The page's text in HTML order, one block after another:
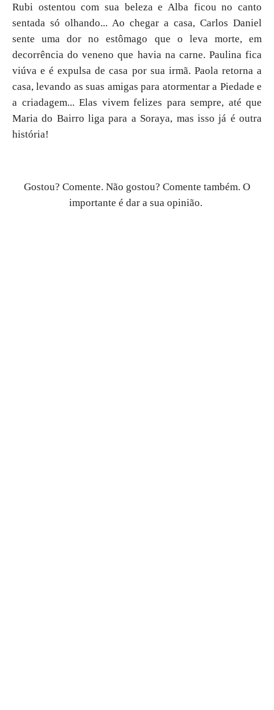
Rubi ostentou com sua beleza e Alba ficou no canto
sentada só olhando... Ao chegar a casa, Carlos Daniel
sente uma dor no estômago que o leva morte, em
decorrência do veneno que havia na carne. Paulina fica
viúva e é expulsa de casa por sua irmã. Paola retorna a
casa, levando as suas amigas para atormentar a Piedade e
a criadagem... Elas vivem felizes para sempre, até que
Maria do Bairro liga para a Soraya, mas isso já é outra
história!
Gostou? Comente. Não gostou? Comente também. O
importante é dar a sua opinião.